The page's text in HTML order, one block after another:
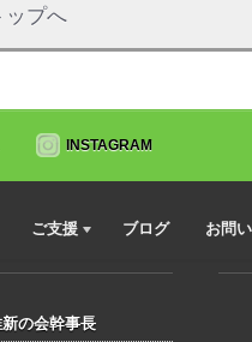
ップへ
INSTAGRAM
ご支援 ブログ お問
の会幹事長